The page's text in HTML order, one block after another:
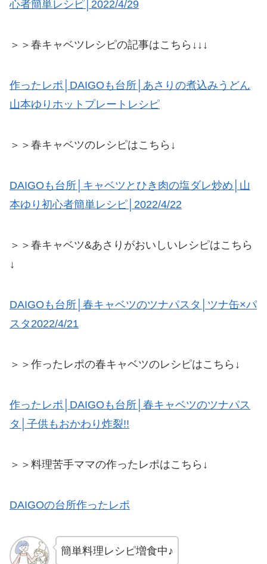
心者簡単レシピ│2022/4/29
＞＞春キャベツレシピの記事はこちら↓↓↓
作ったレポ│DAIGOも台所│あさりの煮込みうどん
山本ゆりホットプレートレシピ
＞＞春キャベツのレシピはこちら↓
DAIGOも台所│キャベツとひき肉の塩ダレ炒め│山
本ゆり初心者簡単レシピ│2022/4/22
＞＞春キャベツ&あさりがおいしいレシピはこちら
↓
DAIGOも台所│春キャベツのツナパスタ│ツナ缶×パ
スタ2022/4/21
＞＞作ったレポの春キャベツのレシピはこちら↓
作ったレポ│DAIGOも台所│春キャベツのツナパス
タ│子供もおかわり炸裂!!
＞＞料理苦手ママの作ったレポはこちら↓
DAIGOの台所作ったレポ
簡単料理レシピ増食中♪